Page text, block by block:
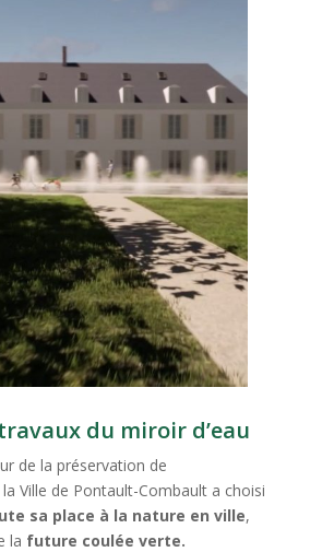
du miroir d’eau
de la préservation de
Ville de Pontault-Combault a choisi
sa place à la nature en ville,
la future coulée verte.